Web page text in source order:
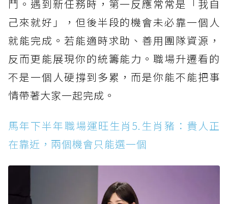
鬥。遇到新任務時，第一反應常常是「我自
己來就好」，但後半段的機會未必靠一個人
就能完成。若能適時求助、善用團隊資源，
反而更能展現你的統籌能力。職場升遷看的
不是一個人硬撐到多累，而是你能不能把事
情帶著大家一起完成。
馬年下半年職場運旺生肖5.生肖豬：貴人正
在靠近，兩個機會只能選一個